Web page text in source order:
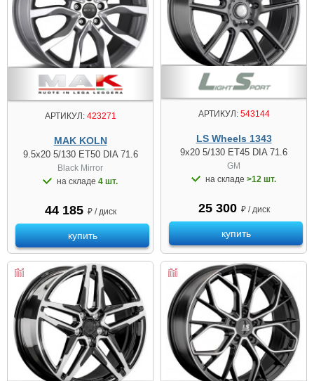
АРТИКУЛ:423271
MAK KOLN
9.5x20 5/130 ET50 DIA 71.6
Black Mirror
на складе 4 шт.
44 185 ₽ / диск
купить
АРТИКУЛ:543144
LS Wheels 1343
9x20 5/130 ET45 DIA 71.6
GM
на складе >12 шт.
25 300 ₽ / диск
купить